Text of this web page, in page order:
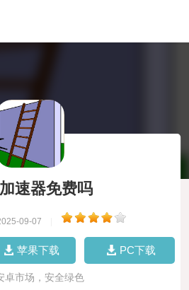
速器免费吗
09-07
苹果下载 PC下载
卓市场，安全绿色